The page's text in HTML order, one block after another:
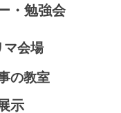
・勉強会
マ会場
の教室
示